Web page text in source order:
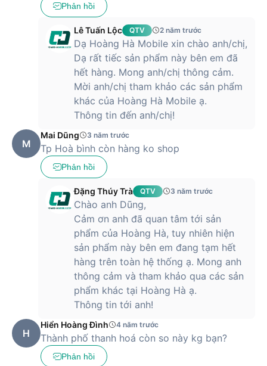
Phản hồi
Lê Tuấn Lộc QTV 2 năm trước
Dạ Hoàng Hà Mobile xin chào anh/chị,
Dạ rất tiếc sản phẩm này bên em đã
hết hàng. Mong anh/chị thông cảm.
Mời anh/chị tham khảo các sản phẩm
khác của Hoàng Hà Mobile ạ.
Thông tin đến anh/chị!
M
Mai Dũng 3 năm trước
Tp Hoà bình còn hàng ko shop
Phản hồi
Đặng Thúy Trà QTV 3 năm trước
Chào anh Dũng,
Cảm ơn anh đã quan tâm tới sản
phẩm của Hoàng Hà, tuy nhiên hiện
sản phẩm này bên em đang tạm hết
hàng trên toàn hệ thống ạ. Mong anh
thông cảm và tham khảo qua các sản
phẩm khác tại Hoàng Hà ạ.
Thông tin tới anh!
H
Hiển Hoàng Đình 4 năm trước
Thành phố thanh hoá còn so này kg bạn?
Phản hồi